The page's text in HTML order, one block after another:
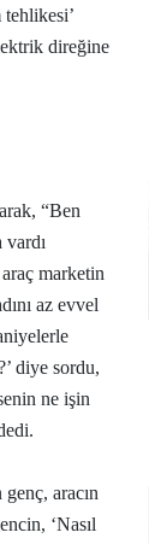
direğine
“Ben
marketin
az evvel
diye sordu,
ne işin
aracın
‘Nasıl